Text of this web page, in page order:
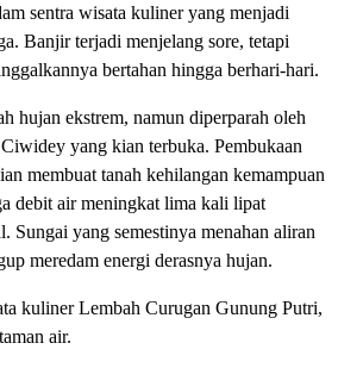
sentra wisata kuliner yang menjadi
Banjir terjadi menjelang sore, tetapi
bertahan hingga berhari-hari.
hujan ekstrem, namun diperparah oleh
yang kian terbuka. Pembukaan
membuat tanah kehilangan kemampuan
debit air meningkat lima kali lipat
Sungai yang semestinya menahan aliran
meredam energi derasnya hujan.
kuliner Lembah Curugan Gunung Putri,
air.